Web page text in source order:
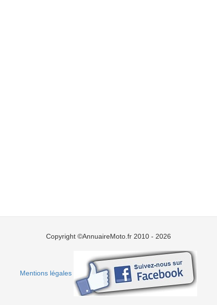
Copyright ©AnnuaireMoto.fr 2010 - 2026
Mentions légales